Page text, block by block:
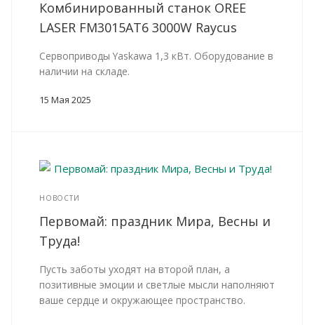
Комбинированный станок OREE
LASER FM3015AT6 3000W Raycus
Сервоприводы Yaskawa 1,3 кВт. Оборудование в
наличии на складе.
15 Мая 2025
НОВОСТИ
Первомай: праздник Мира, Весны и
Труда!
Пусть заботы уходят на второй план, а
позитивные эмоции и светлые мысли наполняют
ваше сердце и окружающее пространство.